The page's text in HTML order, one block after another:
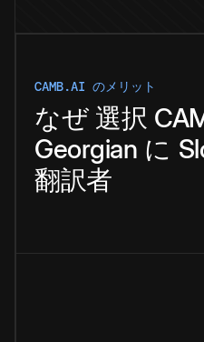
CAMB.AI のメリット
なぜ 選択
Georgian に
翻訳者